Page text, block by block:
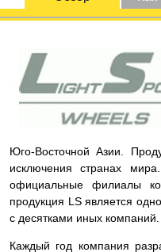
Юго-Восточной Азии.
исключения странах
официальные филиалы
продукция LS является
с десятками иных компаний.
Каждый год компания